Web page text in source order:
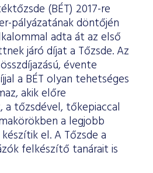
(BÉT) 2017-re
pályázatának döntőjén
adta át az első
járó díjat a Tőzsde. Az
évente
a BÉT olyan tehetséges
akik előre
tőzsdével, tőkepiaccal
a legjobb
el. A Tőzsde a
felkészítő tanárait is